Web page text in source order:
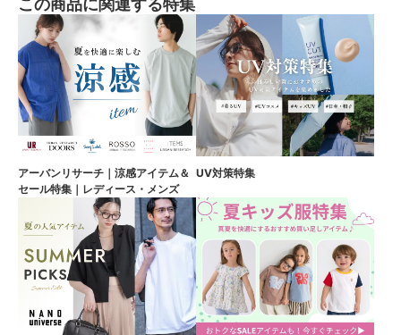
この商品に関連する特集
アーバンリサーチ｜涼感アイテム＆
セール特集｜レディース・メンズ
UV対策特集